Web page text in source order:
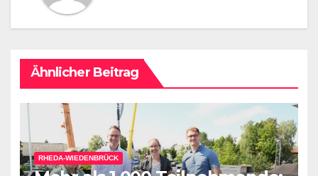
Ähnlicher Beitrag
RHEDA-WIEDENBRÜCK